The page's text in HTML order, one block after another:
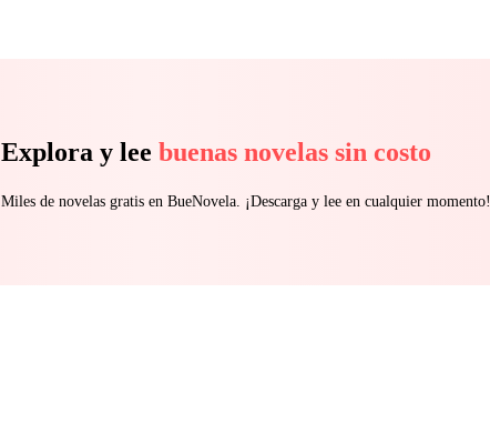
Explora y lee buenas novelas sin costo
Miles de novelas gratis en BueNovela. ¡Descarga y lee en cualquier momento!